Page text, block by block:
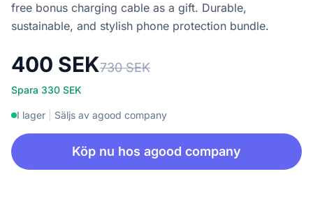
free bonus charging cable as a gift. Durable,
sustainable, and stylish phone protection bundle.
400 SEK730 SEK
Spara 330 SEK
I lager Säljs av agood company
Köp nu hos agood company